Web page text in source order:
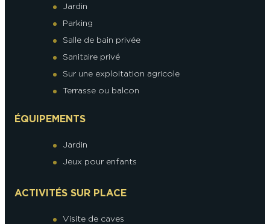
Jardin
Parking
Salle de bain privée
Sanitaire privé
Sur une exploitation agricole
Terrasse ou balcon
ÉQUIPEMENTS
Jardin
Jeux pour enfants
ACTIVITÉS SUR PLACE
Visite de caves